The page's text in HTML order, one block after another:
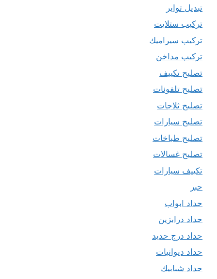
تبديل تواير
تركيب ستلايت
تركيب سيراميك
تركيب مداخن
تصليح تكييف
تصليح تلفونات
تصليح ثلاجات
تصليح سيارات
تصليح طباخات
تصليح غسالات
تكييف سيارات
حبر
حداد ابواب
حداد درابزين
حداد درج حديد
حداد ديوانيات
حداد شبابيك